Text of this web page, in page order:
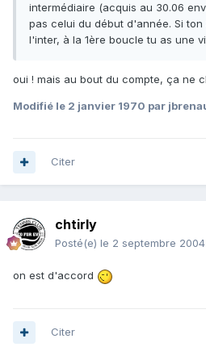
intermédiaire (acquis au 30.06
pas celui du début d'année. Si
l'inter, à la 1ère boucle tu as une
oui ! mais au bout du compte, ça ne
Modifié le 2 janvier 1970 par
Citer
chtirly
Posté(e) le 2 septembre 2004
on est d'accord
Citer